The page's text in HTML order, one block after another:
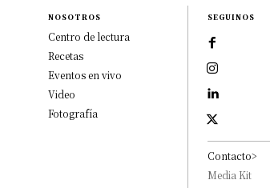
NOSOTROS
Centro de lectura
Recetas
Eventos en vivo
Video
Fotografía
SEGUINOS
Contacto>
Media Kit